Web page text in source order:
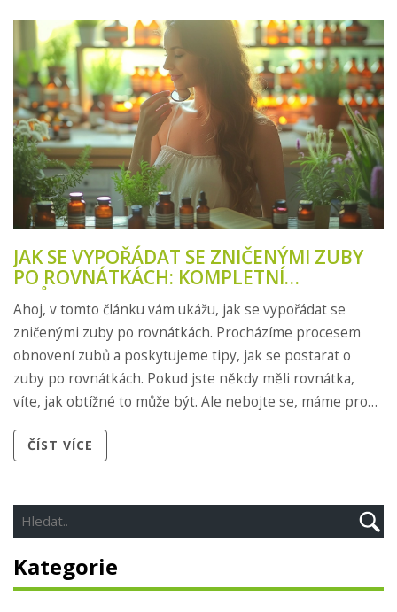
JAK SE VYPOŘÁDAT SE ZNIČENÝMI ZUBY
PO ROVNÁTKÁCH: KOMPLETNÍ
PRŮVODCE
Ahoj, v tomto článku vám ukážu, jak se vypořádat se
zničenými zuby po rovnátkách. Procházíme procesem
obnovení zubů a poskytujeme tipy, jak se postarat o
zuby po rovnátkách. Pokud jste někdy měli rovnátka,
víte, jak obtížné to může být. Ale nebojte se, máme pro
ČÍST VÍCE
Kategorie